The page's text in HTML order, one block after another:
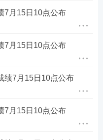
刷题】
7月15日10点公布
7月15日10点公布
绩7月15日10点公布
7月15日10点公布